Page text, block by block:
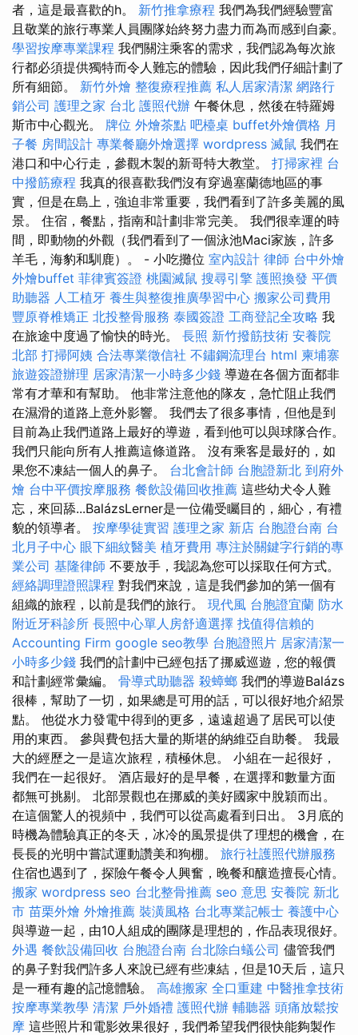
者，這是最喜歡的h。 新竹推拿療程 我們為我們經驗豐富
且敬業的旅行專業人員團隊始終努力盡力而為而感到自豪。
學習按摩專業課程 我們關注乘客的需求，我們認為每次旅
行都必須提供獨特而令人難忘的體驗，因此我們仔細計劃了
所有細節。 新竹外燴 整復療程推薦 私人居家清潔 網路行
銷公司 護理之家 台北 護照代辦 午餐休息，然後在特羅姆
斯市中心觀光。 牌位 外燴茶點 吧檯桌 buffet外燴價格 月
子餐 房間設計 專業餐廳外燴選擇 wordpress 滅鼠 我們在
港口和中心行走，參觀木製的新哥特大教堂。 打掃家裡 台
中撥筋療程 我真的很喜歡我們沒有穿過塞蘭德地區的事
實，但是在島上，強迫非常重要，我們看到了許多美麗的風
景。 住宿，餐點，指南和計劃非常完美。 我們很幸運的時
間，即動物的外觀（我們看到了一個泳池Maci家族，許多
羊毛，海豹和馴鹿）。 - 小吃攤位 室內設計 律師 台中外燴
外燴buffet 菲律賓簽證 桃園滅鼠 搜尋引擎 護照換發 平價
助聽器 人工植牙 養生與整復推廣學習中心 搬家公司費用
豐原脊椎矯正 北投整骨服務 泰國簽證 工商登記全攻略 我
在旅途中度過了愉快的時光。 長照 新竹撥筋技術 安養院
北部 打掃阿姨 合法專業徵信社 不鏽鋼流理台 html 柬埔寨
旅遊簽證辦理 居家清潔一小時多少錢 導遊在各個方面都非
常有才華和有幫助。 他非常注意他的隊友，急忙阻止我們
在濕滑的道路上意外影響。 我們去了很多事情，但他是到
目前為止我們道路上最好的導遊，看到他可以與球隊合作。
我們只能向所有人推薦這條道路。 沒有乘客是最好的，如
果您不凍結一個人的鼻子。 台北會計師 台胞證新北 到府外
燴 台中平價按摩服務 餐飲設備回收推薦 這些幼犬令人難
忘，來回舔...BalázsLerner是一位備受矚目的，細心，有禮
貌的領導者。 按摩學徒實習 護理之家 新店 台胞證台南 台
北月子中心 眼下細紋醫美 植牙費用 專注於關鍵字行銷的專
業公司 基隆律師 不要放手，我認為您可以採取任何方式。
經絡調理證照課程 對我們來說，這是我們參加的第一個有
組織的旅程，以前是我們的旅行。 現代風 台胞證宜蘭 防水
附近牙科診所 長照中心單人房舒適選擇 找值得信賴的
Accounting Firm google seo教學 台胞證照片 居家清潔一
小時多少錢 我們的計劃中已經包括了挪威巡遊，您的報價
和計劃經常彙編。 骨導式助聽器 殺蟑螂 我們的導遊Balázs
很棒，幫助了一切，如果總是可用的話，可以很好地介紹景
點。 他從水力發電中得到的更多，遠遠超過了居民可以使
用的東西。 參與費包括大量的斯堪的納維亞自助餐。 我最
大的經歷之一是這次旅程，積極休息。 小組在一起很好，
我們在一起很好。 酒店最好的是早餐，在選擇和數量方面
都無可挑剔。 北部景觀也在挪威的美好國家中脫穎而出。
在這個驚人的視頻中，我們可以從高處看到日出。 3月底的
時機為體驗真正的冬天，冰冷的風景提供了理想的機會，在
長長的光明中嘗試運動讚美和狗棚。 旅行社護照代辦服務
住宿也遇到了，探險午餐令人興奮，晚餐和釀造擅長心情。
搬家 wordpress seo 台北整骨推薦 seo 意思 安養院 新北
市 苗栗外燴 外燴推薦 裝潢風格 台北專業記帳士 養護中心
與導遊一起，由10人組成的團隊是理想的，作品表現很好。
外遇 餐飲設備回收 台胞證台南 台北除白蟻公司 儘管我們
的鼻子對我們許多人來說已經有些凍結，但是10天后，這只
是一種有趣的記憶體驗。 高雄搬家 全口重建 中醫推拿技術
按摩專業教學 清潔 戶外婚禮 護照代辦 輔聽器 頭痛放鬆按
摩 這些照片和電影效果很好，我們希望我們很快能夠製作